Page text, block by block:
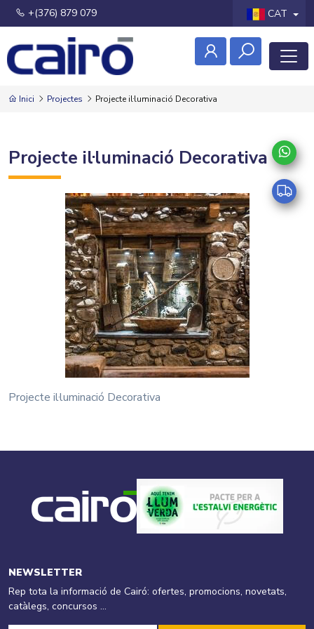
+(376) 879 079 CAT
Inici Projectes Projecte il·luminació Decorativa
Projecte il·luminació Decorativa
Projecte il·luminació Decorativa
NEWSLETTER
Rep tota la informació de Cairó: ofertes, promocions, novetats,
catàlegs, concursos ...